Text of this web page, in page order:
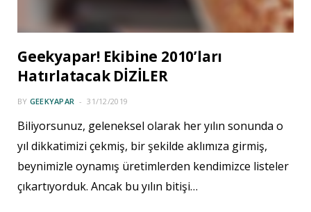
Geekyapar! Ekibine 2010’ları
Hatırlatacak DİZİLER
BY GEEKYAPAR 31/12/2019
Biliyorsunuz, geleneksel olarak her yılın sonunda o
yıl dikkatimizi çekmiş, bir şekilde aklımıza girmiş,
beynimizle oynamış üretimlerden kendimizce listeler
çıkartıyorduk. Ancak bu yılın bitişi…